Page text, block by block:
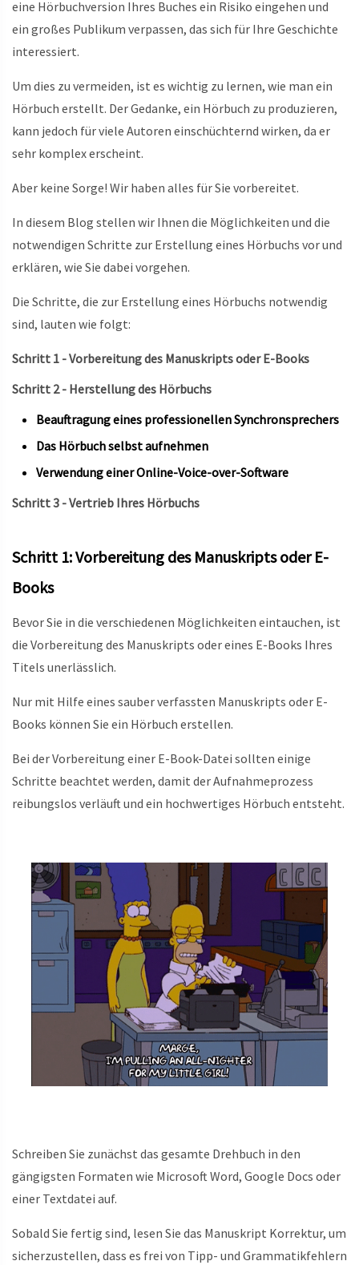
eine Hörbuchversion Ihres Buches ein Risiko eingehen und
ein großes Publikum verpassen, das sich für Ihre Geschichte
interessiert.
Um dies zu vermeiden, ist es wichtig zu lernen, wie man ein
Hörbuch erstellt. Der Gedanke, ein Hörbuch zu produzieren,
kann jedoch für viele Autoren einschüchternd wirken, da er
sehr komplex erscheint.
Aber keine Sorge! Wir haben alles für Sie vorbereitet.
In diesem Blog stellen wir Ihnen die Möglichkeiten und die
notwendigen Schritte zur Erstellung eines Hörbuchs vor und
erklären, wie Sie dabei vorgehen.
Die Schritte, die zur Erstellung eines Hörbuchs notwendig
sind, lauten wie folgt:
Schritt 1 - Vorbereitung des Manuskripts oder E-Books
Schritt 2 - Herstellung des Hörbuchs
Beauftragung eines professionellen Synchronsprechers
Das Hörbuch selbst aufnehmen
Verwendung einer Online-Voice-over-Software
Schritt 3 - Vertrieb Ihres Hörbuchs
Schritt 1: Vorbereitung des Manuskripts oder E-
Books
Bevor Sie in die verschiedenen Möglichkeiten eintauchen, ist
die Vorbereitung des Manuskripts oder eines E-Books Ihres
Titels unerlässlich.
Nur mit Hilfe eines sauber verfassten Manuskripts oder E-
Books können Sie ein Hörbuch erstellen.
Bei der Vorbereitung einer E-Book-Datei sollten einige
Schritte beachtet werden, damit der Aufnahmeprozess
reibungslos verläuft und ein hochwertiges Hörbuch entsteht.
Schreiben Sie zunächst das gesamte Drehbuch in den
gängigsten Formaten wie Microsoft Word, Google Docs oder
einer Textdatei auf.
Sobald Sie fertig sind, lesen Sie das Manuskript Korrektur, um
sicherzustellen, dass es frei von Tipp- und Grammatikfehlern